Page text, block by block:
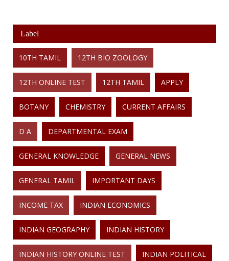
Label
10TH TAMIL 12TH BIO ZOOLOGY
12TH ONLINE TEST 12TH TAMIL APPLY
BOTANY CHEMISTRY CURRENT AFFAIRS
D A DEPARTMENTAL EXAM
GENERAL KNOWLEDGE GENERAL NEWS
GENERAL TAMIL IMPORTANT DAYS
INCOME TAX INDIAN ECONOMICS
INDIAN GEOGRAPHY INDIAN HISTORY
INDIAN HISTORY ONLINE TEST INDIAN POLITICAL